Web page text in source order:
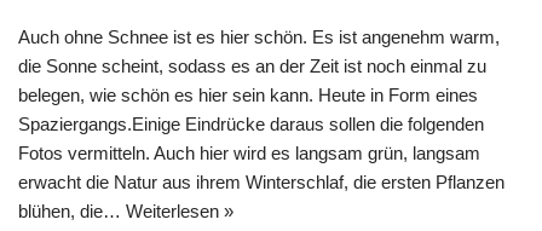
Auch ohne Schnee ist es hier schön. Es ist angenehm warm,
die Sonne scheint, sodass es an der Zeit ist noch einmal zu
belegen, wie schön es hier sein kann. Heute in Form eines
Spaziergangs.Einige Eindrücke daraus sollen die folgenden
Fotos vermitteln. Auch hier wird es langsam grün, langsam
erwacht die Natur aus ihrem Winterschlaf, die ersten Pflanzen
blühen, die… Weiterlesen »